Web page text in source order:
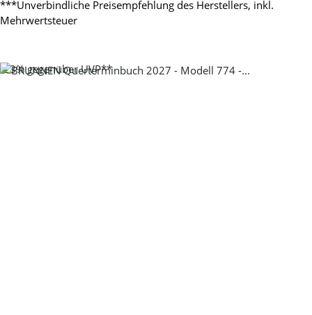
***Unverbindliche Preisempfehlung des Herstellers, inkl.
Mehrwertsteuer
-23%gegenüber UVP**